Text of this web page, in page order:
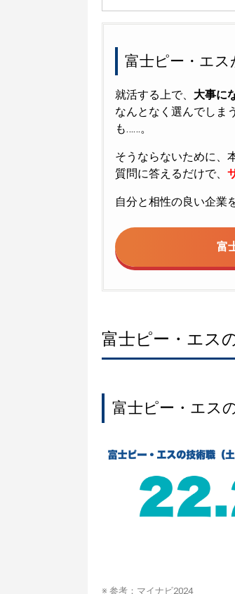
富士ピー・エ
就活する上で、 大事に
なんとなく選んでしま
も……。
そうならないために、
質問に答えるだけで、
自分と相性の良い企業
富
富士ピー・エス
富士ピー・エス
※ 参考： マイナビ2024